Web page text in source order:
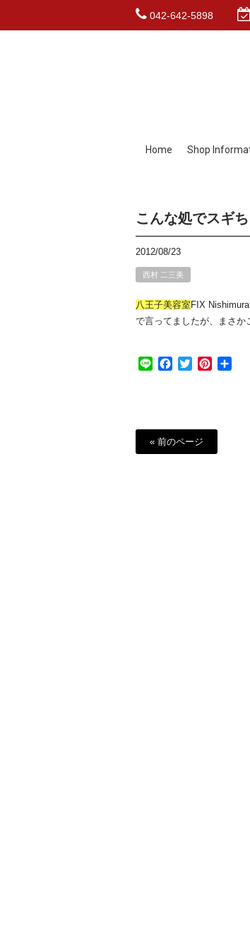
042-642-5898
Home Shop
こんな処でスギ
2012/08/23
西村 二三美
八王子美容室 FIX
で言ってましたが、まさか
Line Facebook
TwitterPinterest
« 前のページ